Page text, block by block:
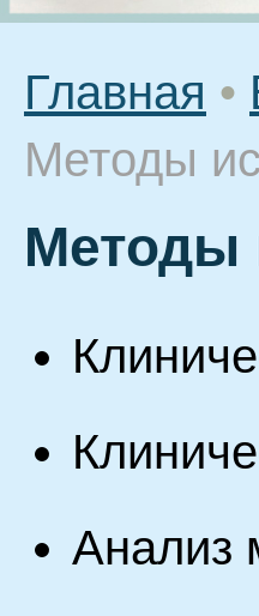
Главная •
Методы
Методы
Анализ